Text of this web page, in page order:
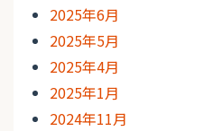
2025年6月
2025年5月
2025年4月
2025年1月
2024年11月